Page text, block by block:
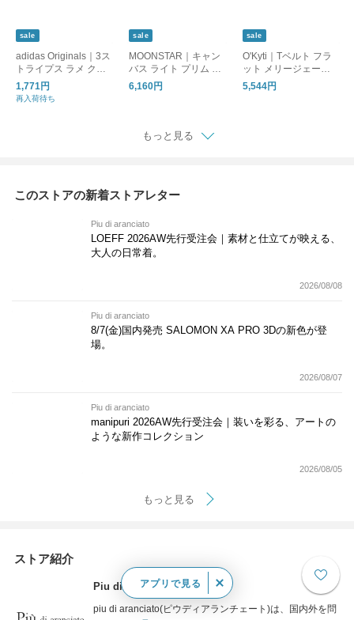
sale
adidas Originals｜3ス
トライプス ラメ クル
ーソックス 靴下 2足セ
ット 3 STRIPES GLIT
1,771円
再入荷待ち
sale
MOONSTAR｜キャン
バス ライト プリム シ
ューズ “LITE PRIM” lit
e-prim
6,160円
sale
O'Kyti｜Tベルト フラ
ット メリージェーン
シューズ 6700
5,544円
もっと見る
このストアの新着ストアレター
Piu di aranciato
LOEFF 2026AW先行受注会｜素材と仕立てが映える、
大人の日常着。
2026/08/08
Piu di aranciato
8/7(金)国内発売 SALOMON XA PRO 3Dの新色が登
場。
2026/08/07
Piu di aranciato
manipuri 2026AW先行受注会｜装いを彩る、アートの
ような新作コレクション
2026/08/05
もっと見る
ストア紹介
Piu di aranciato
piu di aranciato(ピウディアランチェート)は、国内外を問
アプリで見る